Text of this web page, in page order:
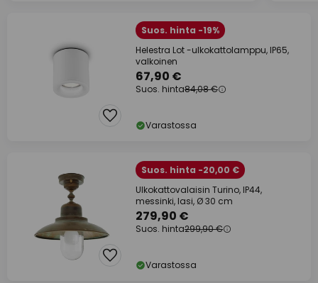
Suos. hinta -19%
Helestra Lot -ulkokattolamppu, IP65,
valkoinen
67,90 €
Suos. hinta84,08 €
Varastossa
Suos. hinta -20,00 €
Ulkokattovalaisin Turino, IP44,
messinki, lasi, Ø 30 cm
279,90 €
Suos. hinta299,90 €
Varastossa